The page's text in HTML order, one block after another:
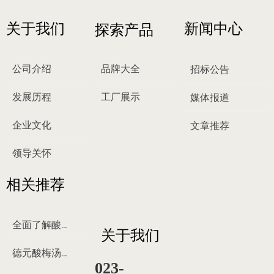
关于我们
公司介绍
发展历程
企业文化
领导关怀
探索产品
品牌大全
工厂展示
招标公告
媒体报道
文章推荐
新闻中心
关于我们
023-
相关推荐
全面了解酸梅汤
德元酸梅汤来历